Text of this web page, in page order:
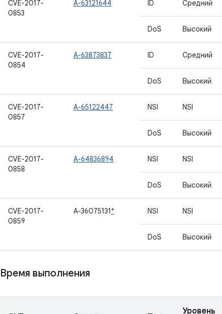
CVE-2017-
0853
A-63121644 ID Средний
DoS Высокий
CVE-2017-
0854
A-63873837 ID Средний
DoS Высокий
CVE-2017-
0857
A-65122447 NSI NSI
DoS Высокий
CVE-2017-
0858
A-64836894 NSI NSI
DoS Высокий
CVE-2017-
0859
A-36075131* NSI NSI
DoS Высокий
Время выполнения
Уровень